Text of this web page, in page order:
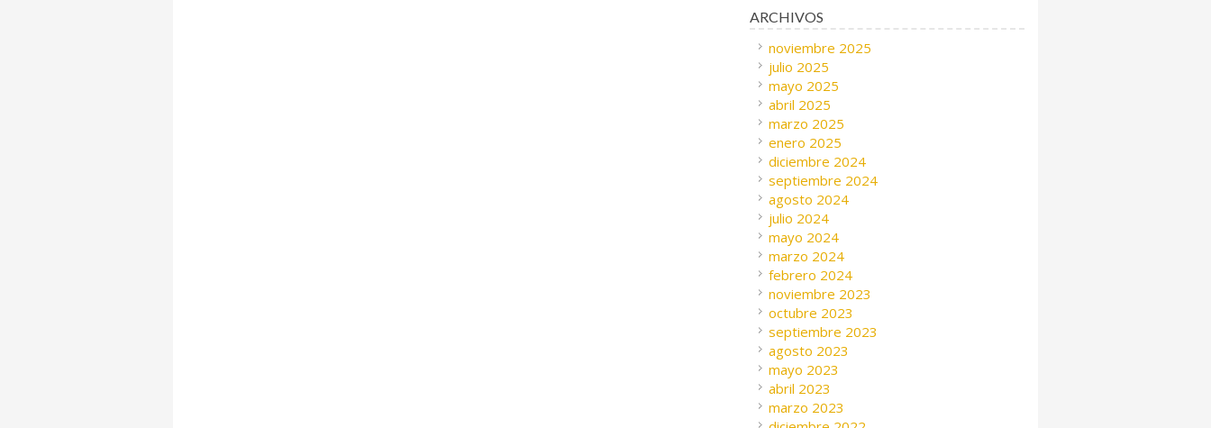
ARCHIVOS
noviembre 2025
julio 2025
mayo 2025
abril 2025
marzo 2025
enero 2025
diciembre 2024
septiembre 2024
agosto 2024
julio 2024
mayo 2024
marzo 2024
febrero 2024
noviembre 2023
octubre 2023
septiembre 2023
agosto 2023
mayo 2023
abril 2023
marzo 2023